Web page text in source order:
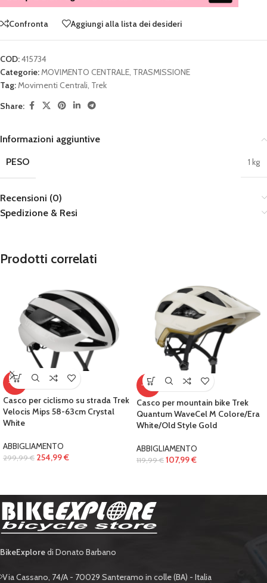
Confronta Aggiungi alla lista dei desideri
COD:415734
Categorie:MOVIMENTO CENTRALE, TRASMISSIONE
Tag:Movimenti Centrali, Trek
Share:
Informazioni aggiuntive
PESO
1 kg
Recensioni (0)
Spedizione & Resi
Prodotti correlati
-15%
Casco per ciclismo su strada Trek
Velocis Mips 58-63cm Crystal
White
ABBIGLIAMENTO
299,99€ 254,99€
-10%
Casco per mountain bike Trek
Quantum WaveCel M Colore/Era
White/Old Style Gold
ABBIGLIAMENTO
119,99€ 107,99€
BikeExploredi Donato Barbano
Via Cassano, 74/A - 70029 Santeramo in colle (BA) - Italia